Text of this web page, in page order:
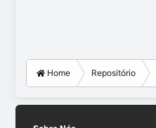
Home Repositório